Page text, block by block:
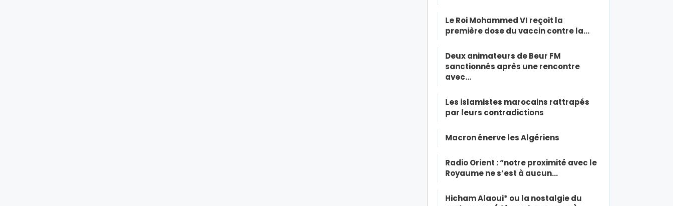
Le Roi Mohammed VI reçoit la
première dose du vaccin contre la…
Deux animateurs de Beur FM
sanctionnés après une rencontre
avec…
Les islamistes marocains rattrapés
par leurs contradictions
Macron énerve les Algériens
Radio Orient : “notre proximité avec le
Royaume ne s’est à aucun…
Hicham Alaoui* ou la nostalgie du